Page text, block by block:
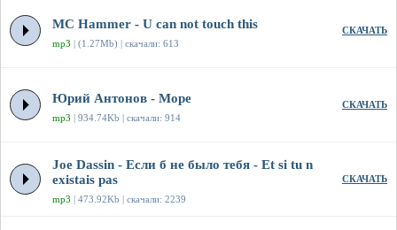
MC Hammer - U can not touch this
mp3 | (1.27Mb) | скачали: 613
СКАЧАТЬ
Юрий Антонов - Море
mp3 | 934.74Kb | скачали: 914
СКАЧАТЬ
Joe Dassin - Если б не было тебя - Et si tu n
existais pas
mp3 | 473.92Kb | скачали: 2239
СКАЧАТЬ